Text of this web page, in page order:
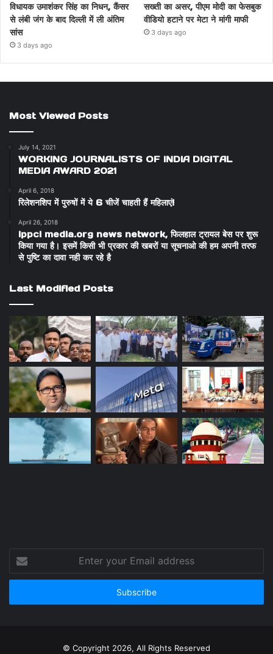
विधायक उमाशंकर सिंह का निधन, कैंसर
से लंबी जंग के बाद दिल्ली में ली अंतिम
सांस
3 days ago
सख्ती का असर, पीएम मोदी का फेसबुक
वीडियो हटाने पर मेटा ने मांगी माफी
3 days ago
Most Viewed Posts
July 14, 2021
WORKING JOURNALISTS OF INDIA DIGITAL
MEDIA AWARD 2021
April 6, 2018
रिलेशनशिप में पुरुषों में ये 6 चीजें चाहती हैं महिलाएं!
April 26, 2018
ippci media.org news network, फिलहाल ट्रायल बेस पर शुरू
किया गया है। इसमें किसी भी प्रकार की खबरों या सूचनाओ की हम अपनी तरफ
से पुष्टि का दावा नही कर रहे है
Last Modified Posts
your
Email
© Copyright 2026, All Rights Reserved